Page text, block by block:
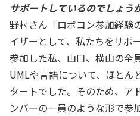
サポートしているのでしょう
野村さん「ロボコン参加経験
イザーとして、私たちをサポ
参加した私、山口、横山の全
UMLや言語について、ほとん
タートでした。そのため、ア
ンバーの一員のような形で参